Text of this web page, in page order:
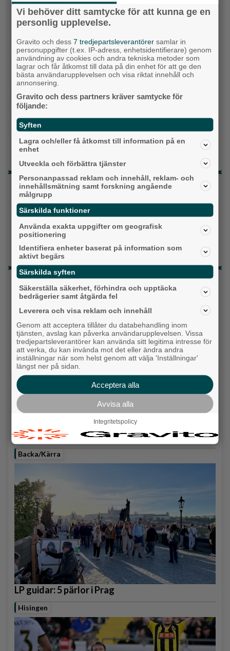
Vänsterpartiet
Sverigedemokraterna
Miljöpartiet
Kristdemokraterna
Centerpartiet
Liberalerna
Vet ej
Topp tre denna veckan
Fastighetsägarna vill ha ny hyresmodell –
Hyresgästföreningen kritiska
Ny pastor i Equmeniakyrkan Långared
Då börjar tågen rulla igen: ”Vi ligger bra i fas”
Senaste artiklarna
Alingsås
Polisen varnar: Bedragarna tar inte semester
Backa/Kärra
LP guidar: 5 pärlor i Prag
Hisingen
Vi behöver ditt samtycke för att kunna ge en
personlig upplevelse.
Gravito och dess7 tredjepartsleverantörer samlar in
personuppgifter (t.ex. IP-adress, enhetsidentifierare) genom
användning av cookies och andra tekniska metoder som
lagrar och får åtkomst till data på din enhet för att ge den
bästa användarupplevelsen och visa riktat innehåll och
annonsering.
Gravito och dess partners kräver samtycke för
följande:
Syften
Lagra och/eller få åtkomst till information på en
enhet
Utveckla och förbättra tjänster
Personanpassad reklam och innehåll, reklam- och
innehållsmätning samt forskning angående
målgrupp
Särskilda funktioner
Använda exakta uppgifter om geografisk
positionering
Identifiera enheter baserat på information som
aktivt begärs
Särskilda syften
Säkerställa säkerhet, förhindra och upptäcka
bedrägerier samt åtgärda fel
Leverera och visa reklam och innehåll
Genom att acceptera tillåter du databehandling inom
tjänsten, avslag kan påverka användarupplevelsen. Vissa
tredjepartsleverantörer kan använda sitt legitima intresse för
att verka, du kan invända mot det eller ändra andra
inställningar när som helst genom att välja 'Inställningar'
längst ner på sidan.
Acceptera alla
Avvisa alla
Integritetspolicy